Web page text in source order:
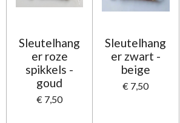
Sleutelhang
er roze
spikkels -
goud
€ 7,50
Sleutelhang
er zwart -
beige
€ 7,50